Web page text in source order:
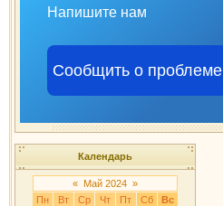
Напишите нам
Сообщить о проблеме
Календарь
« Май 2024 »
Пн
Вт Ср Чт Пт Сб
Вс